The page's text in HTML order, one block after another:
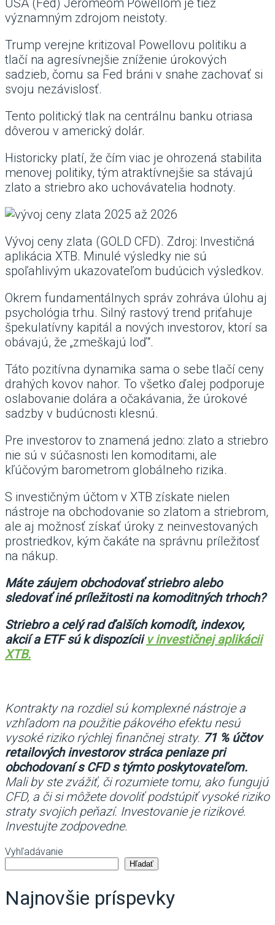
významným zdrojom neistoty.
Trump verejne kritizoval Powellovu politiku a
tlačí na agresívnejšie zníženie úrokových
sadzieb, čomu sa Fed bráni v snahe zachovať si
svoju nezávislosť.
Tento politický tlak na centrálnu banku otriasa
dôverou v americký dolár.
Historicky platí, že čím viac je ohrozená stabilita
menovej politiky, tým atraktívnejšie sa stávajú
zlato a striebro ako uchovávatelia hodnoty.
Vývoj ceny zlata (GOLD CFD). Zdroj: Investičná
aplikácia XTB. Minulé výsledky nie sú
spoľahlivým ukazovateľom budúcich výsledkov.
Okrem fundamentálnych správ zohráva úlohu aj
psychológia trhu. Silný rastový trend priťahuje
špekulatívny kapitál a nových investorov, ktorí sa
obávajú, že „zmeškajú loď“.
Táto pozitívna dynamika sama o sebe tlačí ceny
drahých kovov nahor. To všetko ďalej podporuje
oslabovanie dolára a očakávania, že úrokové
sadzby v budúcnosti klesnú.
Pre investorov to znamená jedno: zlato a striebro
nie sú v súčasnosti len komoditami, ale
kľúčovým barometrom globálneho rizika.
S investičným účtom v XTB získate nielen
nástroje na obchodovanie so zlatom a striebrom,
ale aj možnosť získať úroky z neinvestovaných
prostriedkov, kým čakáte na správnu príležitosť
na nákup.
Máte záujem obchodovať striebro alebo
sledovať iné príležitosti na komoditných trhoch?
Striebro a celý rad ďalších komodít, indexov,
akcií a ETF sú k dispozícii v investičnej aplikácii
XTB.
Kontrakty na rozdiel sú komplexné nástroje a
vzhľadom na použitie pákového efektu nesú
vysoké riziko rýchlej finančnej straty. 71 % účtov
retailových investorov stráca peniaze pri
obchodovaní s CFD s týmto poskytovateľom.
Mali by ste zvážiť, či rozumiete tomu, ako fungujú
CFD, a či si môžete dovoliť podstúpiť vysoké riziko
straty svojich peňazí. Investovanie je rizikové.
Investujte zodpovedne.
Vyhľadávanie
Hľadať
Najnovšie príspevky